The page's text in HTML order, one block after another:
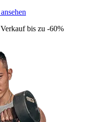
Verkauf bis zu -60%